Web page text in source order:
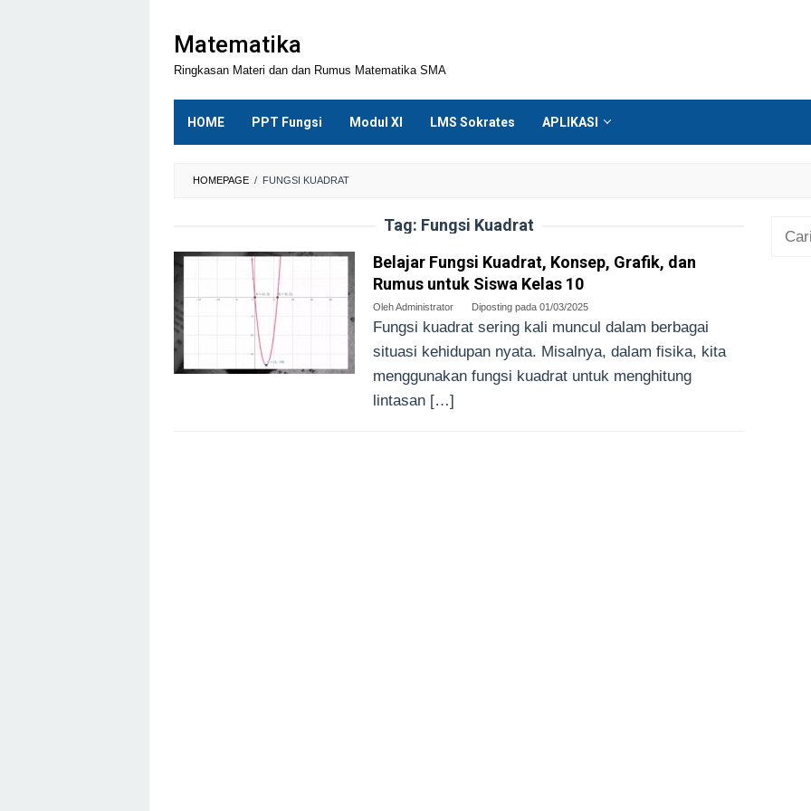
konten
Matematika
Ringkasan Materi dan dan Rumus Matematika SMA
HOME PPT Fungsi Modul XI LMS Sokrates APLIKASI
HOMEPAGE / FUNGSI KUADRAT
Tag: Fungsi Kuadrat
Belajar Fungsi Kuadrat, Konsep, Grafik, dan
Rumus untuk Siswa Kelas 10
OlehAdministrator Diposting pada 01/03/2025
Fungsi kuadrat sering kali muncul dalam berbagai
situasi kehidupan nyata. Misalnya, dalam fisika, kita
menggunakan fungsi kuadrat untuk menghitung
lintasan […]
Cari